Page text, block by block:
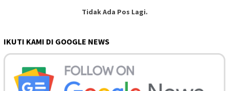
Tidak Ada Pos Lagi.
IKUTI KAMI DI GOOGLE NEWS